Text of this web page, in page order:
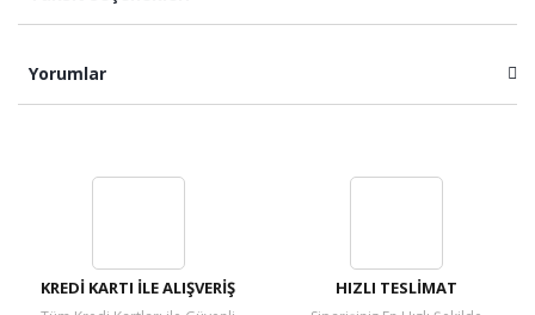
Yorumlar
KREDİ KARTI İLE ALIŞVERİŞ HIZLI TESLİMAT